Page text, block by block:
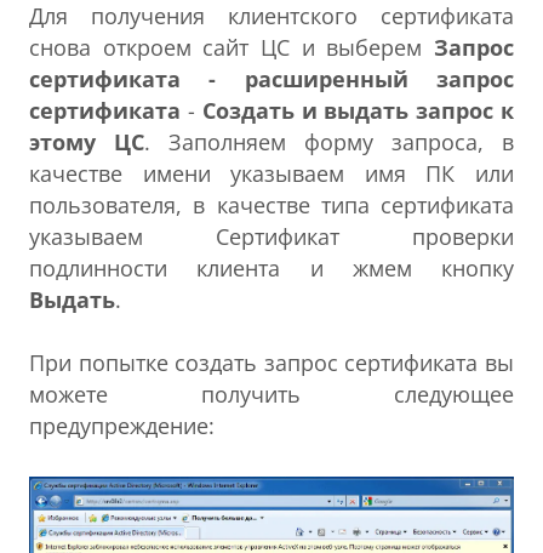
Для получения клиентского сертификата
снова откроем сайт ЦС и выберем Запрос
сертификата - расширенный запрос
сертификата - Создать и выдать запрос к
этому ЦС. Заполняем форму запроса, в
качестве имени указываем имя ПК или
пользователя, в качестве типа сертификата
указываем Сертификат проверки
подлинности клиента и жмем кнопку
Выдать.
При попытке создать запрос сертификата вы
можете получить следующее
предупреждение: